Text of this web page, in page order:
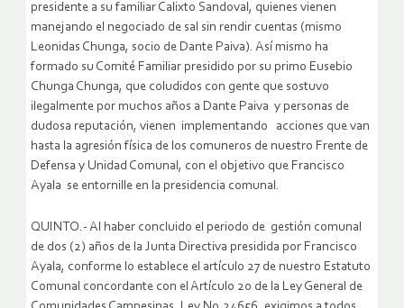
presidente a su familiar Calixto Sandoval, quienes vienen
manejando el negociado de sal sin rendir cuentas (mismo
Leonidas Chunga, socio de Dante Paiva). Así mismo ha
formado su Comité Familiar presidido por su primo Eusebio
Chunga Chunga, que coludidos con gente que sostuvo
ilegalmente por muchos años a Dante Paiva y personas de
dudosa reputación, vienen implementando acciones que van
hasta la agresión física de los comuneros de nuestro Frente de
Defensa y Unidad Comunal, con el objetivo que Francisco
Ayala se entornille en la presidencia comunal.
QUINTO.- Al haber concluido el periodo de gestión comunal
de dos (2) años de la Junta Directiva presidida por Francisco
Ayala, conforme lo establece el artículo 27 de nuestro Estatuto
Comunal concordante con el Artículo 20 de la Ley General de